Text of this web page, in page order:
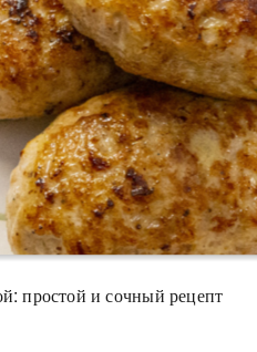
простой и сочный рецепт